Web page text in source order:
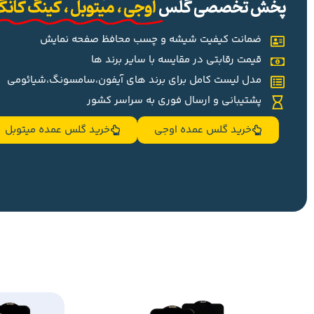
پخش تخصصی گلساوجی ، میتوبل ، کینگ
ضمانت کیفیت شیشه و چسب محافظ صفحه نمایش
قیمت رقابتی در مقایسه با سایر برند ها
مدل لیست کامل برای برند های آیفون،سامسونگ،شیائومی
پشتیبانی و ارسال فوری به سراسر کشور
خرید گلس عمده اوجی
خرید گلس عمده میتوبل